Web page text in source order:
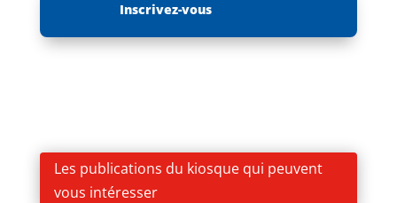
Inscrivez-vous
Les publications du kiosque qui peuvent
vous intéresser